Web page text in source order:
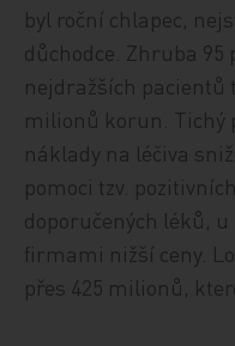
byl roční chlapec,
důchodce. Zhruba
nejdražších pacientů
milionů korun. Tichý
náklady na léčiva
pomoci tzv.
doporučených léků,
firmami nižší ceny.
přes 425 milionů,